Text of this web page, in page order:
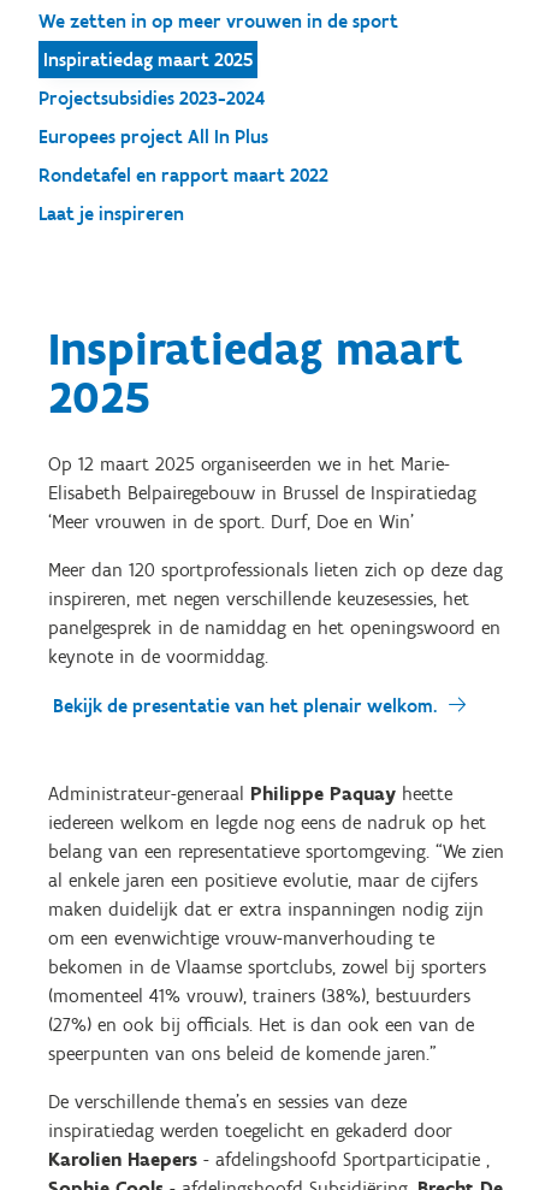
We zetten in op meer vrouwen in de sport
Inspiratiedag maart 2025
Projectsubsidies 2023-2024
Europees project All In Plus
Rondetafel en rapport maart 2022
Laat je inspireren
Inspiratiedag maart
2025
Op 12 maart 2025 organiseerden we in het Marie-
Elisabeth Belpairegebouw in Brussel de Inspiratiedag
‘Meer vrouwen in de sport. Durf, Doe en Win’
Meer dan 120 sportprofessionals lieten zich op deze dag
inspireren, met negen verschillende keuzesessies, het
panelgesprek in de namiddag en het openingswoord en
keynote in de voormiddag.
Bekijk de presentatie van het plenair welkom.
Administrateur-generaal Philippe Paquay heette
iedereen welkom en legde nog eens de nadruk op het
belang van een representatieve sportomgeving. “We zien
al enkele jaren een positieve evolutie, maar de cijfers
maken duidelijk dat er extra inspanningen nodig zijn
om een evenwichtige vrouw-manverhouding te
bekomen in de Vlaamse sportclubs, zowel bij sporters
(momenteel 41% vrouw), trainers (38%), bestuurders
(27%) en ook bij officials. Het is dan ook een van de
speerpunten van ons beleid de komende jaren.”
De verschillende thema’s en sessies van deze
inspiratiedag werden toegelicht en gekaderd door
Karolien Haepers - afdelingshoofd Sportparticipatie ,